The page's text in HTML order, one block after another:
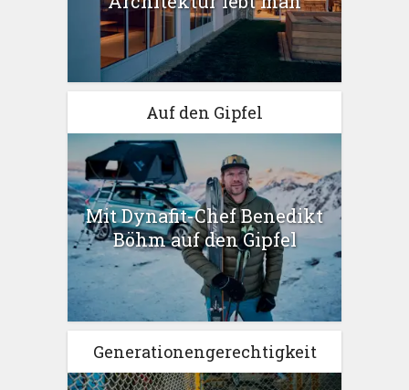
Auf den Gipfel
Mit Dynafit-Chef Benedikt
Böhm auf den Gipfel
Generationengerechtigkeit